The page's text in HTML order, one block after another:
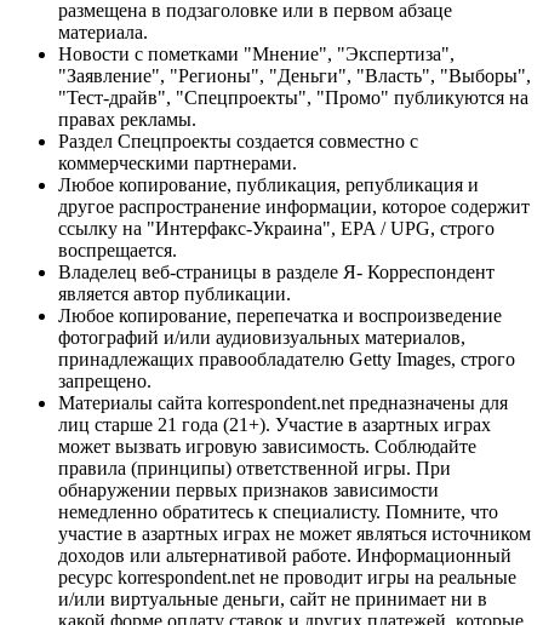
размещена в подзаголовке или в первом абзаце
материала.
Новости с пометками "Мнение", "Экспертиза",
"Заявление", "Регионы", "Деньги", "Власть", "Выборы",
"Тест-драйв", "Спецпроекты", "Промо" публикуются на
правах рекламы.
Раздел Спецпроекты создается совместно с
коммерческими партнерами.
Любое копирование, публикация, републикация и
другое распространение информации, которое содержит
ссылку на "Интерфакс-Украина", EPA / UPG, строго
воспрещается.
Владелец веб-страницы в разделе Я- Корреспондент
является автор публикации.
Любое копирование, перепечатка и воспроизведение
фотографий и/или аудиовизуальных материалов,
принадлежащих правообладателю Getty Images, строго
запрещено.
Материалы сайта korrespondent.net предназначены для
лиц старше 21 года (21+). Участие в азартных играх
может вызвать игровую зависимость. Соблюдайте
правила (принципы) ответственной игры. При
обнаружении первых признаков зависимости
немедленно обратитесь к специалисту. Помните, что
участие в азартных играх не может являться источником
доходов или альтернативой работе. Информационный
ресурс korrespondent.net не проводит игры на реальные
и/или виртуальные деньги, сайт не принимает ни в
какой форме оплату ставок и других платежей, которые